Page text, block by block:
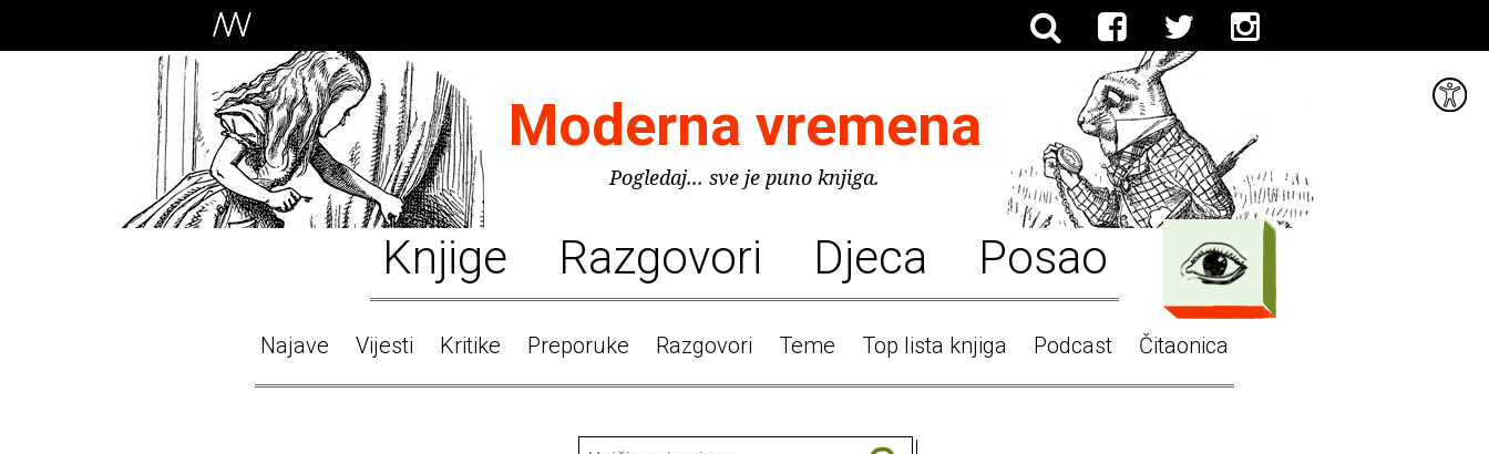
Moderna vremena
Pogledaj... sve je puno knjiga.
Knjige Razgovori Djeca Posao
Najave Vijesti Kritike Preporuke Razgovori Teme Top lista knjiga Podcast Čitaonica